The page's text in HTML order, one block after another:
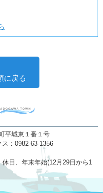
に戻る
平城東１番１号
：0982-63-1356
日、年末年始(12月29日から1